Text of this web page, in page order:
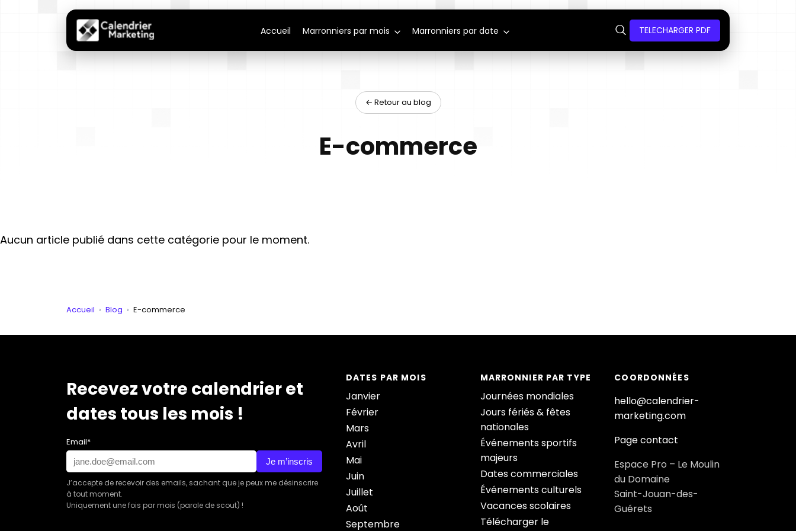
Accueil Marronniers par mois Marronniers par date TELECHARGER PDF
← Retour au blog
E-commerce
Aucun article publié dans cette catégorie pour le moment.
Accueil › Blog › E-commerce
Recevez votre calendrier et
dates tous les mois !
Email*
Je m’inscris
J’accepte de recevoir des emails, sachant que je peux me désinscrire
à tout moment.
Uniquement une fois par mois (parole de scout) !
DATES PAR MOIS
Janvier
Février
Mars
Avril
Mai
Juin
Juillet
Août
Septembre
MARRONNIER PAR TYPE
Journées mondiales
Jours fériés & fêtes
nationales
Événements sportifs
majeurs
Dates commerciales
Événements culturels
Vacances scolaires
Télécharger le
COORDONNÉES
hello@calendrier-
marketing.com
Page contact
Espace Pro – Le Moulin
du Domaine
Saint-Jouan-des-
Guérets